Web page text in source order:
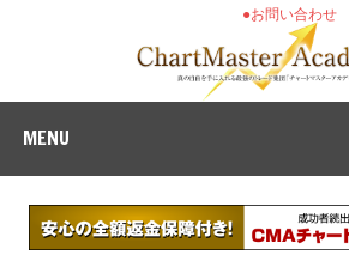
●お問い合わせ
MENU